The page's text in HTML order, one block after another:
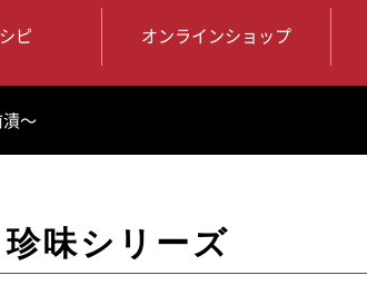
ピ オンラインショップ
漬～
珍味シリーズ